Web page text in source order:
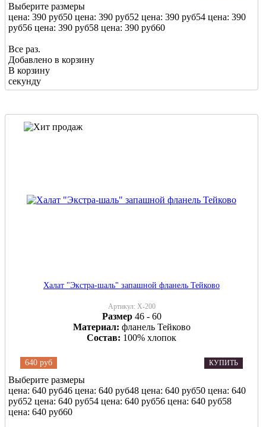
Выберите размеры
цена: 390 руб50 цена: 390 руб52 цена: 390 руб54 цена: 390
руб56 цена: 390 руб58 цена: 390 руб60
Все раз.
Добавлено в корзину
В корзину
секунду
Халат "Экстра-шаль" запашной фланель Тейково
Артикул: Х-200
Размер 46 - 60
Материал: фланель Тейково
Состав: 100% хлопок
640 руб КУПИТЬ
Выберите размеры
цена: 640 руб46 цена: 640 руб48 цена: 640 руб50 цена: 640
руб52 цена: 640 руб54 цена: 640 руб56 цена: 640 руб58
цена: 640 руб60